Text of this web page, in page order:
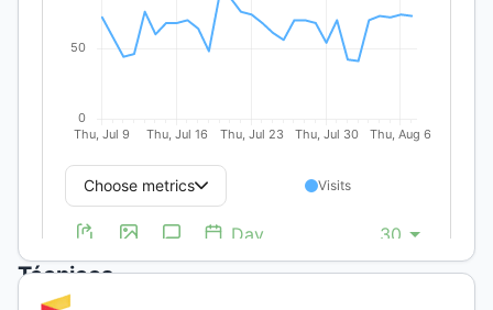
Artículos
Científicos
Técnicos